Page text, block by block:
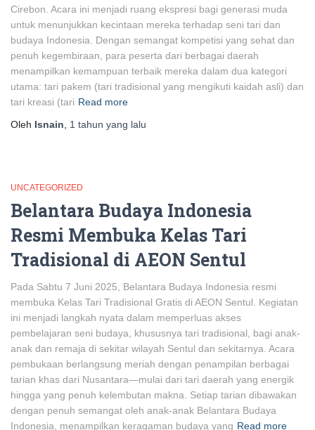
Cirebon. Acara ini menjadi ruang ekspresi bagi generasi muda
untuk menunjukkan kecintaan mereka terhadap seni tari dan
budaya Indonesia. Dengan semangat kompetisi yang sehat dan
penuh kegembiraan, para peserta dari berbagai daerah
menampilkan kemampuan terbaik mereka dalam dua kategori
utama: tari pakem (tari tradisional yang mengikuti kaidah asli) dan
tari kreasi (tari Read more
Oleh Isnain 1 tahun yang lalu
UNCATEGORIZED
Belantara Budaya Indonesia
Resmi Membuka Kelas Tari
Tradisional di AEON Sentul
Pada Sabtu 7 Juni 2025, Belantara Budaya Indonesia resmi
membuka Kelas Tari Tradisional Gratis di AEON Sentul. Kegiatan
ini menjadi langkah nyata dalam memperluas akses
pembelajaran seni budaya, khususnya tari tradisional, bagi anak-
anak dan remaja di sekitar wilayah Sentul dan sekitarnya. Acara
pembukaan berlangsung meriah dengan penampilan berbagai
tarian khas dari Nusantara—mulai dari tari daerah yang energik
hingga yang penuh kelembutan makna. Setiap tarian dibawakan
dengan penuh semangat oleh anak-anak Belantara Budaya
Indonesia, menampilkan keragaman budaya yang Read more